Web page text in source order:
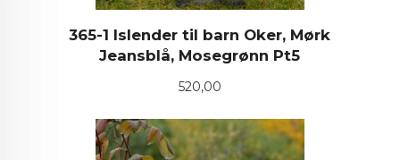
365-1 Islender til barn Oker, Mørk
Jeansblå, Mosegrønn Pt5
Pris
520,00